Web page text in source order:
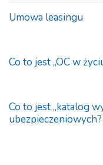
Umowa leasingu
Co to jest „OC w
Co to jest „katalog
ubezpieczeniowych?